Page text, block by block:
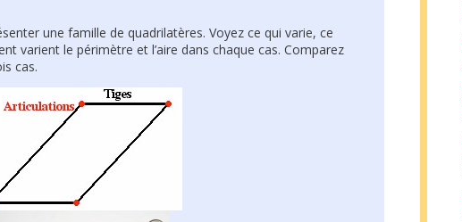
une famille de quadrilatères. Voyez ce qui varie, ce
varient le périmètre et l’aire dans chaque cas. Comparez
cas.